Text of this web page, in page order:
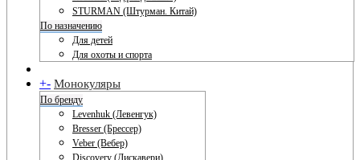
STURMAN (Штурман. Китай)
По назначению
Для детей
Для охоты и спорта
+- Монокуляры
По бренду
Levenhuk (Левенгук)
Bresser (Брессер)
Veber (Вебер)
Discovery (Дискавери)